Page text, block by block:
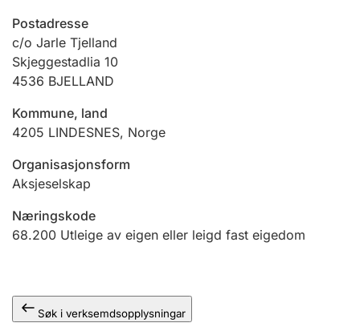
Ektepaktrettleiaren
Andre tema
Postadresse
c/o Jarle Tjelland
Skjeggestadlia 10
4536 BJELLAND
Kommune, land
4205 LINDESNES, Norge
Organisasjonsform
Aksjeselskap
Næringskode
68.200 Utleige av eigen eller leigd fast eigedom
Søk i verksemdsopplysningar